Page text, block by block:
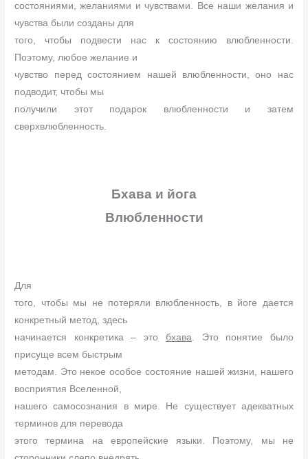
состояниями, желаниями и чувствами. Все наши желания и
чувства были созданы для
того, чтобы подвести нас к состоянию влюбленности.
Поэтому, любое желание и
чувство перед состоянием нашей влюбленности, оно нас
подводит, чтобы мы
получили этот подарок влюбленности и затем
сверхвлюбленность.
Бхава и йога
Влюбленности
Для
того, чтобы мы не потеряли влюбленность, в йоге дается
конкретный метод, здесь
начинается конкретика – это бхава . Это понятие было
присуще всем быстрым
методам. Это некое особое состояние нашей жизни, нашего
восприятия Вселенной,
нашего самосознания в мире. Не существует адекватных
терминов для перевода
этого термина на европейские языки. Поэтому, мы не